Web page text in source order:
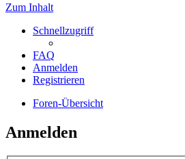
Zum Inhalt
Schnellzugriff
FAQ
Anmelden
Registrieren
Foren-Übersicht
Anmelden